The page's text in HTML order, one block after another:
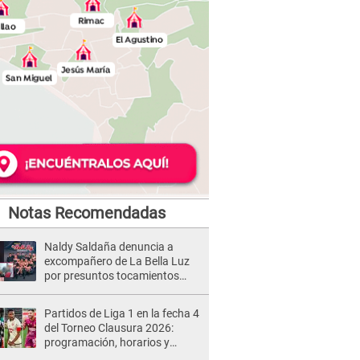
Notas Recomendadas
Naldy Saldaña denuncia a
excompañero de La Bella Luz
por presuntos tocamientos
Partidos de Liga 1 en la fecha 4
del Torneo Clausura 2026:
programación, horarios y